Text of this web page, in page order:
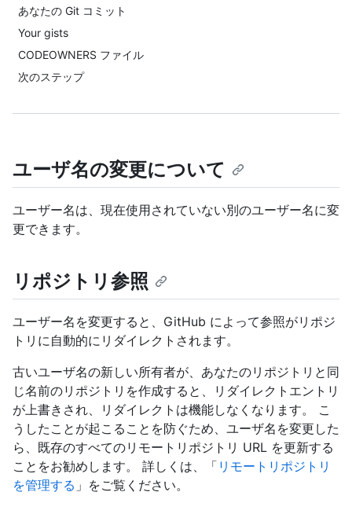
あなたの Git コミット
Your gists
CODEOWNERS ファイル
次のステップ
ユーザ名の変更について
ユーザー名は、現在使用されていない別のユーザー名に変
更できます。
リポジトリ参照
ユーザー名を変更すると、GitHub によって参照がリポジ
トリに自動的にリダイレクトされます。
古いユーザ名の新しい所有者が、あなたのリポジトリと同
じ名前のリポジトリを作成すると、リダイレクトエントリ
が上書きされ、リダイレクトは機能しなくなります。 こ
うしたことが起こることを防ぐため、ユーザ名を変更した
ら、既存のすべてのリモートリポジトリ URL を更新する
ことをお勧めします。 詳しくは、「 リモートリポジトリ
を管理する 」をご覧ください。